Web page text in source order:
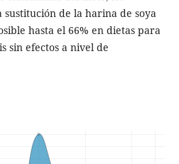
de la harina de soya
hasta el 66% en dietas para
sin efectos a nivel de